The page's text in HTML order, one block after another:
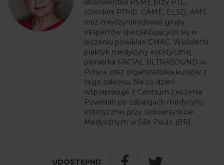
absolwentka PSME przy PTL,
członkini PTME. CAME, ELSD, AMS
oraz międzynarodowej grupy
ekspertów specjalizujących się w
leczeniu powikłań CMAC. Wieloletni
praktyk medycyny estetycznej,
pionierka FACIAL ULTRASOUND w
Polsce oraz organizatorka kursów z
tego zakresu. Na co dzień
współpracuje z Centrum Leczenia
Powikłań po zabiegach medycyny
estetycznej przy Uniwersytecie
Medycznym w São Paulo (BR).